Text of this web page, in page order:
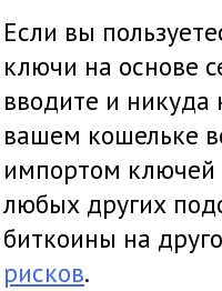
Если вы
ключи на основе
вводите и никуда
вашем кошельке
импортом
любых других
биткоины на
рисков.